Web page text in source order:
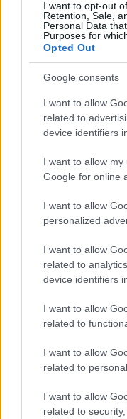
I want to opt-out
Retention, Sale,
Personal Data
Purposes for
Opted Out
Google consents
I want to allow
related to
device identifiers
I want to allow
Google for online
I want to allow
personalized
I want to allow
related to
device identifiers
I want to allow
related to
I want to allow
related to
I want to allow
related to
Sigue leyendo
CRIPTOMONEDAS
Cadena perpetua para
adolescente
Diego Martín · 6 Ago 2026